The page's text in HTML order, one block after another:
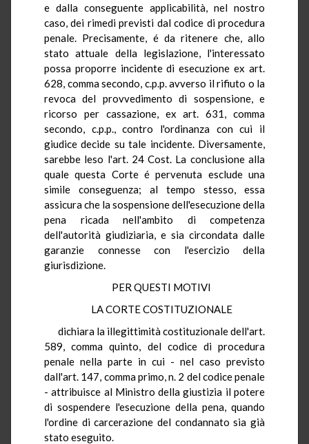
e dalla conseguente applicabilità, nel nostro
caso, dei rimedi previsti dal codice di procedura
penale. Precisamente, é da ritenere che, allo
stato attuale della legislazione, l'interessato
possa proporre incidente di esecuzione ex art.
628, comma secondo, c.p.p. avverso il rifiuto o la
revoca del provvedimento di sospensione, e
ricorso per cassazione, ex art. 631, comma
secondo, c.p.p., contro l'ordinanza con cui il
giudice decide su tale incidente. Diversamente,
sarebbe leso l'art. 24 Cost. La conclusione alla
quale questa Corte é pervenuta esclude una
simile conseguenza; al tempo stesso, essa
assicura che la sospensione dell'esecuzione della
pena ricada nell'ambito di competenza
dell'autorità giudiziaria, e sia circondata dalle
garanzie connesse con l'esercizio della
giurisdizione.
PER QUESTI MOTIVI
LA CORTE COSTITUZIONALE
dichiara la illegittimità costituzionale dell'art.
589, comma quinto, del codice di procedura
penale nella parte in cui - nel caso previsto
dall'art. 147, comma primo, n. 2 del codice penale
- attribuisce al Ministro della giustizia il potere
di sospendere l'esecuzione della pena, quando
l'ordine di carcerazione del condannato sia già
stato eseguito.